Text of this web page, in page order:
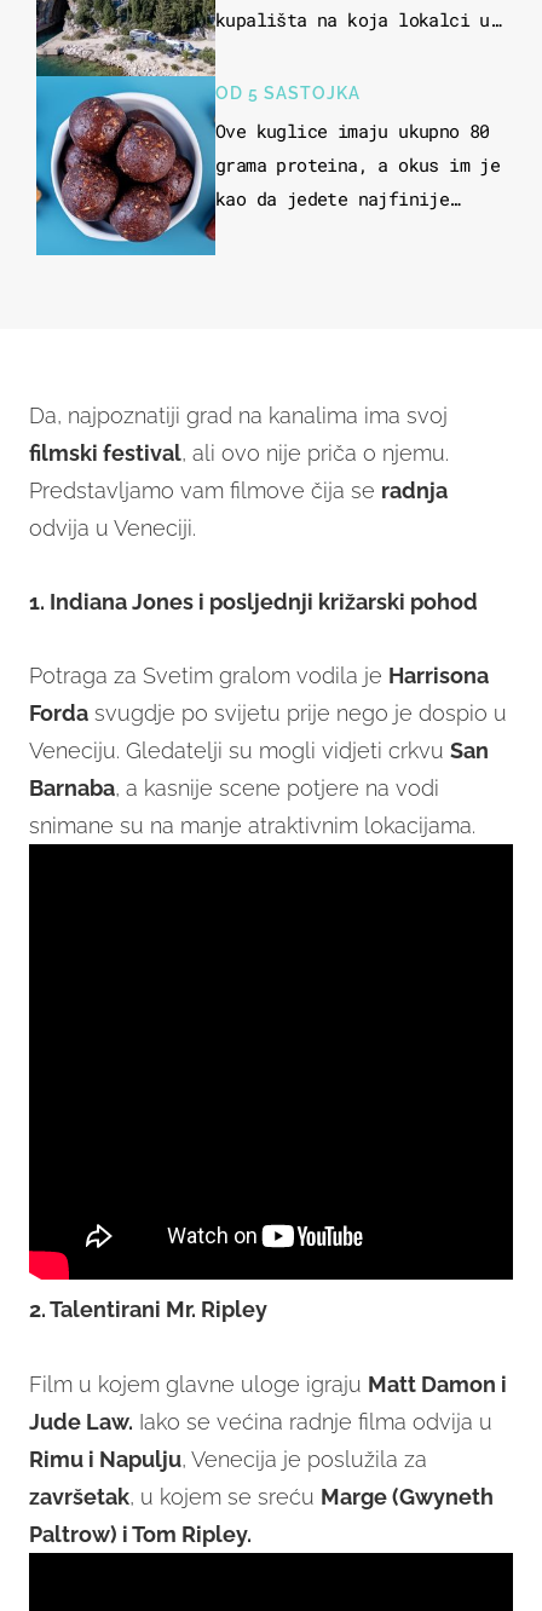
kupališta na koja lokalci u
u more
OD 5 SASTOJKA
Ove kuglice imaju ukupno 80
grama proteina, a okus im je
kao da jedete najfinije
Da, najpoznatiji grad na kanalima ima svoj
filmski festival, ali ovo nije priča o njemu.
Predstavljamo vam filmove čija se radnja
odvija u Veneciji.
1. Indiana Jones i posljednji križarski pohod
Potraga za Svetim gralom vodila je Harrisona
Forda svugdje po svijetu prije nego je dospio u
Veneciju. Gledatelji su mogli vidjeti crkvu San
Barnaba, a kasnije scene potjere na vodi
snimane su na manje atraktivnim lokacijama.
2. Talentirani Mr. Ripley
Film u kojem glavne uloge igraju Matt Damon i
Jude Law. Iako se većina radnje filma odvija u
Rimu i Napulju, Venecija je poslužila za
završetak, u kojem se sreću Marge (Gwyneth
Paltrow) i Tom Ripley.